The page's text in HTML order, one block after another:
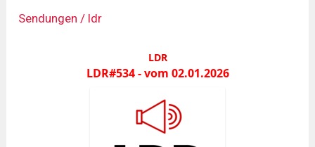
Sendungen / ldr